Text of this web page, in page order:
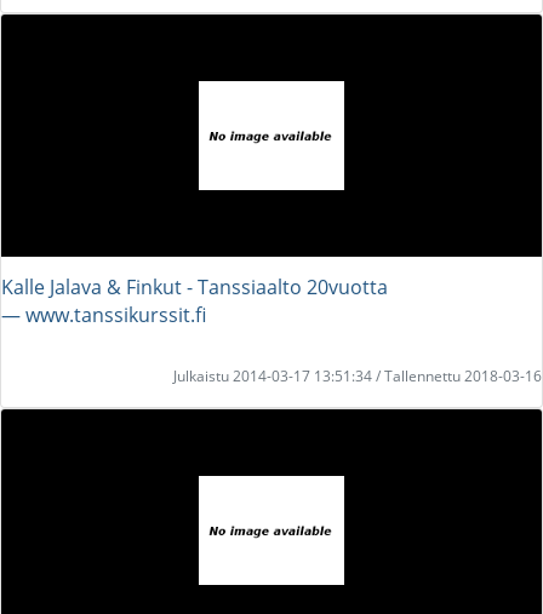
Kalle Jalava & Finkut - Tanssiaalto 20vuotta
― www.tanssikurssit.fi
Julkaistu 2014-03-17 13:51:34 / Tallennettu 2018-03-16